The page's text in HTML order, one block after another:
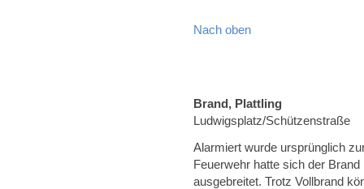
Nach oben
Brand, Plattling
Ludwigsplatz/Schützenstraße
Alarmiert wurde ursprünglich
Feuerwehr hatte sich der
ausgebreitet. Trotz Vollbrand